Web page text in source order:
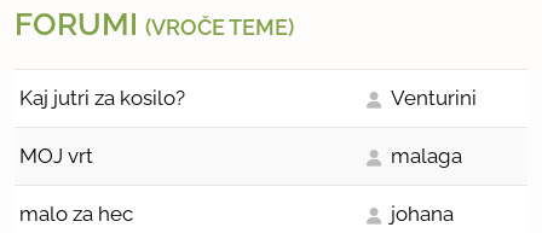
FORUMI (VROČE TEME)
Kaj jutri za kosilo? Venturini
MOJ vrt malaga
malo za hec johana